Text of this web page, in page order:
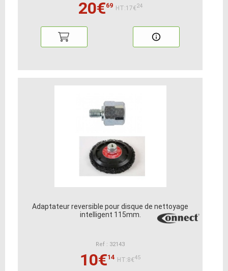
20€69 HT:17€24
Adaptateur reversible pour disque de nettoyage
intelligent 115mm.
Ref : 32143
10€14 HT:8€45